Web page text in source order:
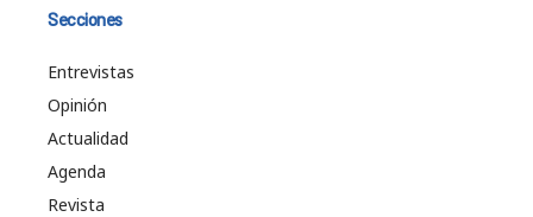
Secciones
Entrevistas
Opinión
Actualidad
Agenda
Revista